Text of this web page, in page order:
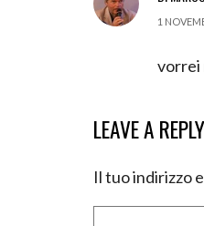
1
vorrei
LEAVE A REPLY
Il tuo indirizzo